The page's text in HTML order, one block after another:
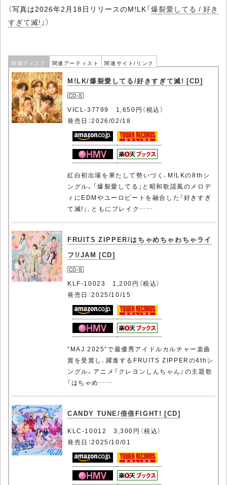
（写真は2026年2月18日リリースのM!LK「爆裂愛してる / 好き
すぎて滅! 」）
関連ディスク 関連アーティスト 関連サイト/リンク
M!LK/爆裂愛してる/好きすぎて滅! [CD]
VICL-37799 1,650円（税込）
発売日：2026/02/18
紅白初出場を果たして勢いづく、M!LKの8thシ
ングル。「爆裂愛してる」と昭和歌謡風のメロデ
ィにEDMやユーロビートを融合した「好きすぎ
て滅!」、ともにブレイク……
FRUITS ZIPPER/はちゃめちゃわちゃライ
フ!/JAM [CD]
KLF-10023 1,200円（税込）
発売日：2025/10/15
“MAJ 2025”で最優秀アイドルカルチャー楽曲
賞を受賞し、躍進するFRUITS ZIPPERの4thシ
ングル。アニメ『クレヨンしんちゃん』の主題歌
「はちゃめ……
CANDY TUNE/倍倍FIGHT! [CD]
KLC-10012 3,300円（税込）
発売日：2025/10/01